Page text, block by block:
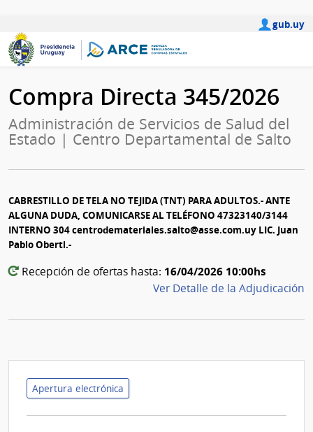
gub.uy
Compra Directa 345/2026
Administración de Servicios de Salud del
Estado | Centro Departamental de Salto
CABRESTILLO DE TELA NO TEJIDA (TNT) PARA ADULTOS.- ANTE
ALGUNA DUDA, COMUNICARSE AL TELÉFONO 47323140/3144
INTERNO 304 centrodemateriales.salto@asse.com.uy LIC. Juan
Pablo Oberti.-
Recepción de ofertas hasta: 16/04/2026 10:00hs
Ver Detalle de la Adjudicación
Apertura electrónica